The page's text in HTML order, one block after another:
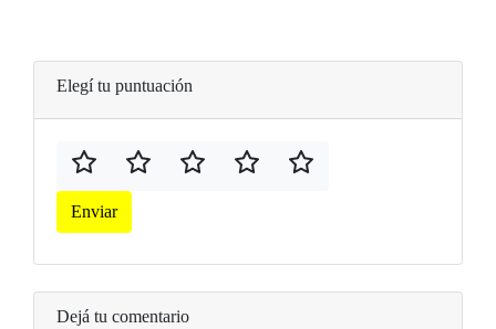
Elegí tu puntuación
Enviar
Dejá tu comentario